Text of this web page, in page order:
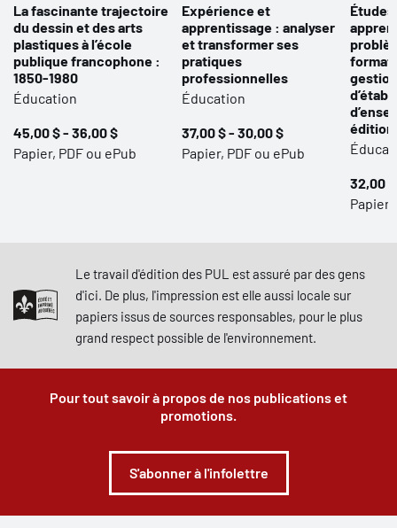
La fascinante trajectoire
du dessin et des arts
plastiques à l’école
publique francophone :
1850-1980
Éducation
45,00 $ - 36,00 $
Papier, PDF ou ePub
Expérience et
apprentissage : analyser
et transformer ses
pratiques
professionnelles
Éducation
37,00 $ - 30,00 $
Papier, PDF ou ePub
32,00
Papier,
Le travail d'édition des PUL est assuré par des gens
d'ici. De plus, l'impression est elle aussi locale sur
papiers issus de sources responsables, pour le plus
grand respect possible de l'environnement.
Pour tout savoir à propos de nos publications et
promotions.
S'abonner à l'infolettre